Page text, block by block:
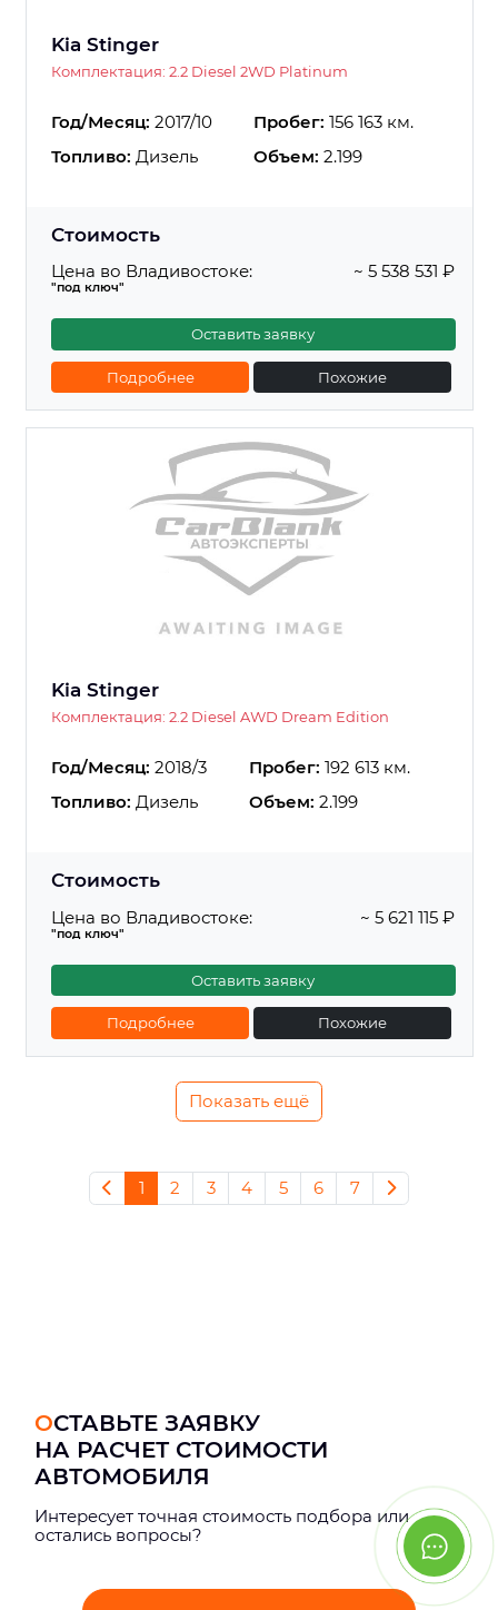
Kia Stinger
Комплектация: 2.2 Diesel 2WD Platinum
Год/Месяц: 2017/10 Пробег: 156 163 км.
Топливо: Дизель Объем: 2.199
Стоимость
Цена во Владивостоке:
"под ключ"
~ 5 538 531 ₽
Оставить заявку
Подробнее Похожие
Kia Stinger
Комплектация: 2.2 Diesel AWD Dream Edition
Год/Месяц: 2018/3 Пробег: 192 613 км.
Топливо: Дизель Объем: 2.199
Стоимость
Цена во Владивостоке:
"под ключ"
~ 5 621 115 ₽
Оставить заявку
Подробнее Похожие
Показать ещё
1 2 3 4 5 6 7
ОСТАВЬТЕ ЗАЯВКУ
НА РАСЧЕТ СТОИМОСТИ
АВТОМОБИЛЯ
Интерeсует точная стоимость подбора или
остались вопросы?